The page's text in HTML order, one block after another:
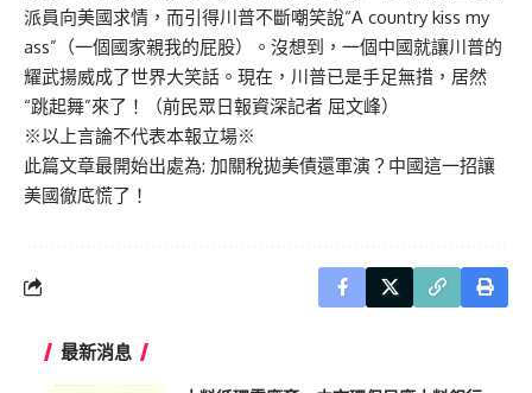
派員向美國求情，而引得川普不斷嘲笑說“A country kiss my
ass”（一個國家親我的屁股）。沒想到，一個中國就讓川普的
耀武揚威成了世界大笑話。現在，川普已是手足無措，居然
“跳起舞”來了！（前民眾日報資深記者 屈文峰）
※以上言論不代表本報立場※
此篇文章最開始出處為: 加關稅拋美債還軍演？中國這一招讓
美國徹底慌了！
最新消息